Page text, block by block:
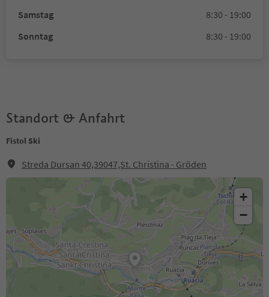
Samstag
8:30 - 19:00
Sonntag
8:30 - 19:00
Standort & Anfahrt
Fistol Ski
Streda Dursan 40,39047,St. Christina - Gröden
+
−